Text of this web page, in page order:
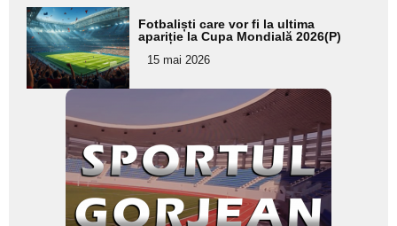
Adaugă
aici textul
pentru
subtitlu
Fotbaliști care vor fi la ultima
apariție la Cupa Mondială 2026(P)
15 mai 2026